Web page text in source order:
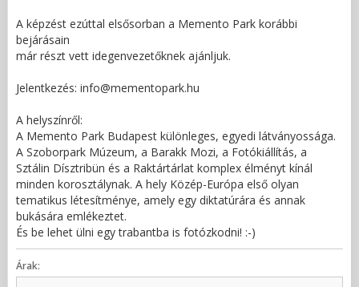
A képzést ezúttal elsősorban a Memento Park korábbi
bejárásain
már részt vett idegenvezetőknek ajánljuk.
Jelentkezés: info@mementopark.hu
A helyszínről:
A Memento Park Budapest különleges, egyedi látványossága.
A Szoborpark Múzeum, a Barakk Mozi, a Fotókiállítás, a
Sztálin Dísztribün és a Raktártárlat komplex élményt kínál
minden korosztálynak. A hely Közép-Európa első olyan
tematikus létesítménye, amely egy diktatúrára és annak
bukására emlékeztet.
És be lehet ülni egy trabantba is fotózkodni! :-)
Árak: